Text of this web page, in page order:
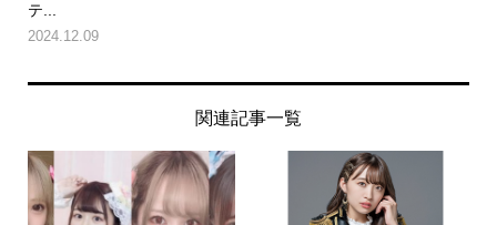
テ...
2024.12.09
関連記事一覧